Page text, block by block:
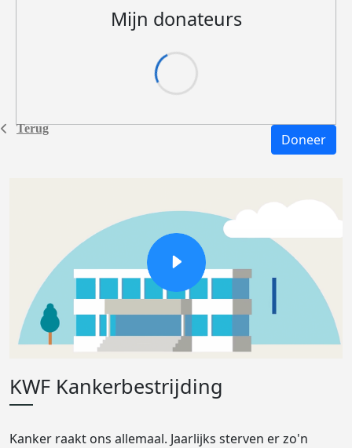
Terug
Mijn donateurs
Doneer
KWF Kankerbestrijding
Kanker raakt ons allemaal. Jaarlijks sterven er zo'n